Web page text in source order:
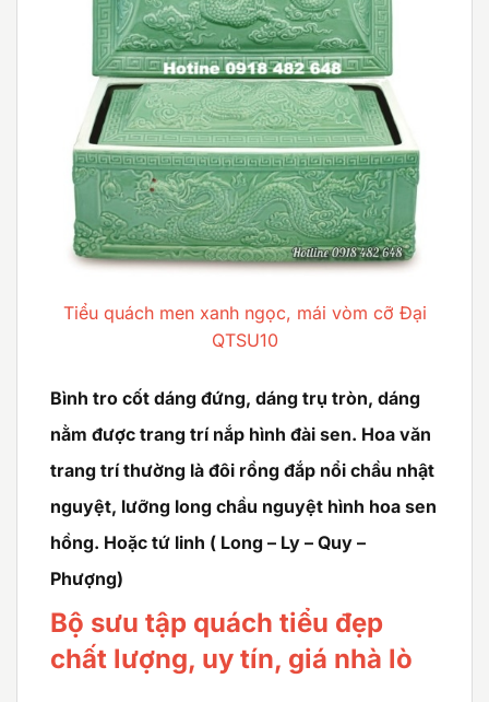
Tiểu quách men xanh ngọc, mái vòm cỡ Đại
QTSU10
Bình tro cốt dáng đứng, dáng trụ tròn, dáng
nằm được trang trí nắp hình đài sen. Hoa văn
trang trí thường là đôi rồng đắp nổi chầu nhật
nguyệt, lưỡng long chầu nguyệt hình hoa sen
hồng. Hoặc tứ linh ( Long – Ly – Quy –
Phượng)
Bộ sưu tập quách tiểu đẹp
chất lượng, uy tín, giá nhà lò